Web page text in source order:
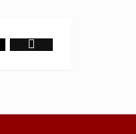
TikTok